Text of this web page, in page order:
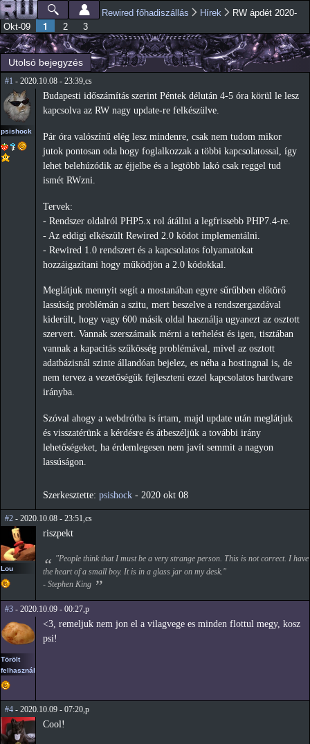
Ugrás a
Főmenü
Jelenlegi hely
Rewired főhadiszállás Hírek
RW ápdét 2020-
Okt-09
1 2 3
Utolsó bejegyzés
#1 - 2020.10.08 - 23:39,cs
psishock
Budapesti időszámítás szerint Péntek délután 4-5 óra körül le lesz
kapcsolva az RW nagy update-re felkészülve.
Pár óra valószínű elég lesz mindenre, csak nem tudom mikor
jutok pontosan oda hogy foglalkozzak a többi kapcsolatossal, így
lehet belehúzódik az éjjelbe és a legtöbb lakó csak reggel tud
ismét RWzni.
Tervek:
- Rendszer oldalról PHP5.x rol átállni a legfrissebb PHP7.4-re.
- Az eddigi elkészült Rewired 2.0 kódot implementálni.
- Rewired 1.0 rendszert és a kapcsolatos folyamatokat
hozzáigazítani hogy működjön a 2.0 kódokkal.
Meglátjuk mennyit segít a mostanában egyre sűrűbben előtörő
lassúság problémán a szitu, mert beszelve a rendszergazdával
kiderült, hogy vagy 600 másik oldal használja ugyanezt az osztott
szervert. Vannak szerszámaik mérni a terhelést és igen, tisztában
vannak a kapacitás szűkösség problémával, mivel az osztott
adatbázisnál szinte állandóan bejelez, es néha a hostingnal is, de
nem tervez a vezetőségük fejleszteni ezzel kapcsolatos hardware
irányba.
Szóval ahogy a webdrótba is írtam, majd update után meglátjuk
és visszatérünk a kérdésre és átbeszéljük a további irány
lehetőségeket, ha érdemlegesen nem javít semmit a nagyon
lassúságon.
Szerkesztette: psishock - 2020 okt 08
#2 - 2020.10.08 - 23:51,cs
Lou
riszpekt
"People think that I must be a very strange person. This is not correct. I have
the heart of a small boy. It is in a glass jar on my desk."
- Stephen King
#3 - 2020.10.09 - 00:27,p
Törölt
felhasználó
<3, remeljuk nem jon el a vilagvege es minden flottul megy, kosz
psi!
#4 - 2020.10.09 - 07:20,p
Cool!